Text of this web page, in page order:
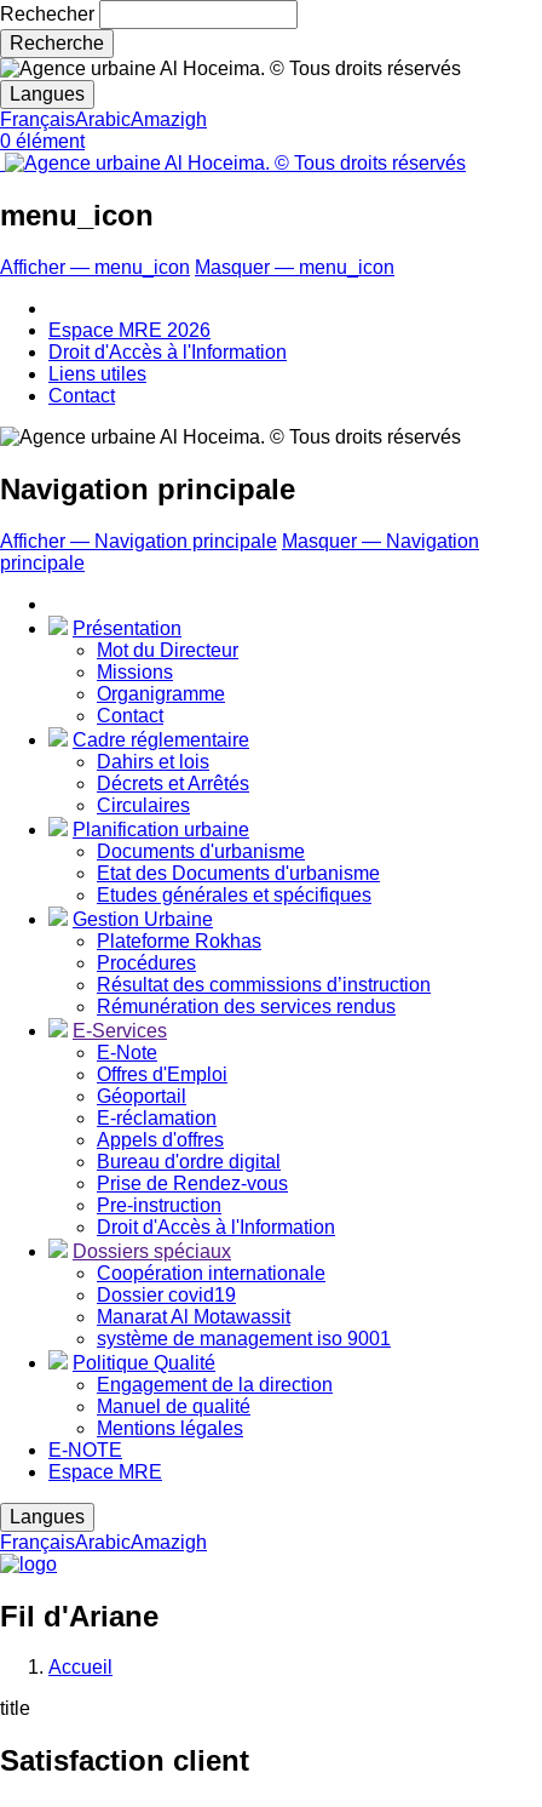
Rechecher
Langues
FrançaisArabicAmazigh
0 élément
menu_icon
Afficher — menu_icon Masquer — menu_icon
Espace MRE 2026
Droit d'Accès à l'Information
Liens utiles
Contact
Navigation principale
Afficher — Navigation principale Masquer — Navigation
principale
Présentation
Mot du Directeur
Missions
Organigramme
Contact
Cadre réglementaire
Dahirs et lois
Décrets et Arrêtés
Circulaires
Planification urbaine
Documents d'urbanisme
Etat des Documents d'urbanisme
Etudes générales et spécifiques
Gestion Urbaine
Plateforme Rokhas
Procédures
Résultat des commissions d’instruction
Rémunération des services rendus
E-Services
E-Note
Offres d'Emploi
Géoportail
E-réclamation
Appels d'offres
Bureau d'ordre digital
Prise de Rendez-vous
Pre-instruction
Droit d'Accès à l'Information
Dossiers spéciaux
Coopération internationale
Dossier covid19
Manarat Al Motawassit
système de management iso 9001
Politique Qualité
Engagement de la direction
Manuel de qualité
Mentions légales
E-NOTE
Espace MRE
Langues
FrançaisArabicAmazigh
Fil d'Ariane
Accueil
title
Satisfaction client